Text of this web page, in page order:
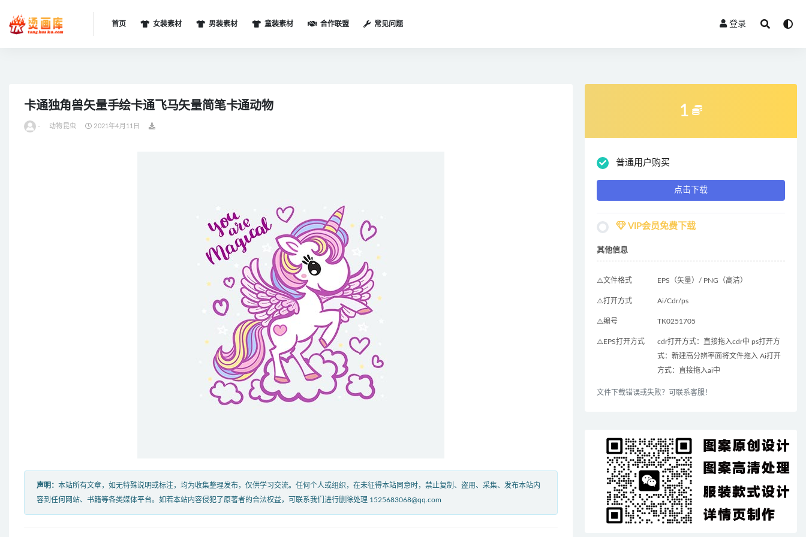
首页 女装素材 男装素材 童装素材 合作联盟 常见问题 登录
卡通独角兽矢量手绘卡通飞马矢量简笔卡通动物
- 动物昆虫 2021年4月11日
声明： 本站所有文章，如无特殊说明或标注，均为收集整理发布，仅供学习交流。任何个人或组织，在未征得本站同意时，禁止复制、盗用、采集、发布本站内
容到任何网站、书籍等各类媒体平台。如若本站内容侵犯了原著者的合法权益，可联系我们进行删除处理 1525683068@qq.com
1
普通用户购买
点击下载
VIP会员免费下载
其他信息
⚠️文件格式 EPS（矢量）/ PNG（高清）
⚠️打开方式 Ai/Cdr/ps
⚠️编号 TK0251705
⚠️EPS打开方式
cdr打开方式：直接拖入cdr中 ps打开方
式：新建高分辨率面将文件拖入 Ai打开
方式：直接拖入ai中
文件下载错误或失败？可联系客服！